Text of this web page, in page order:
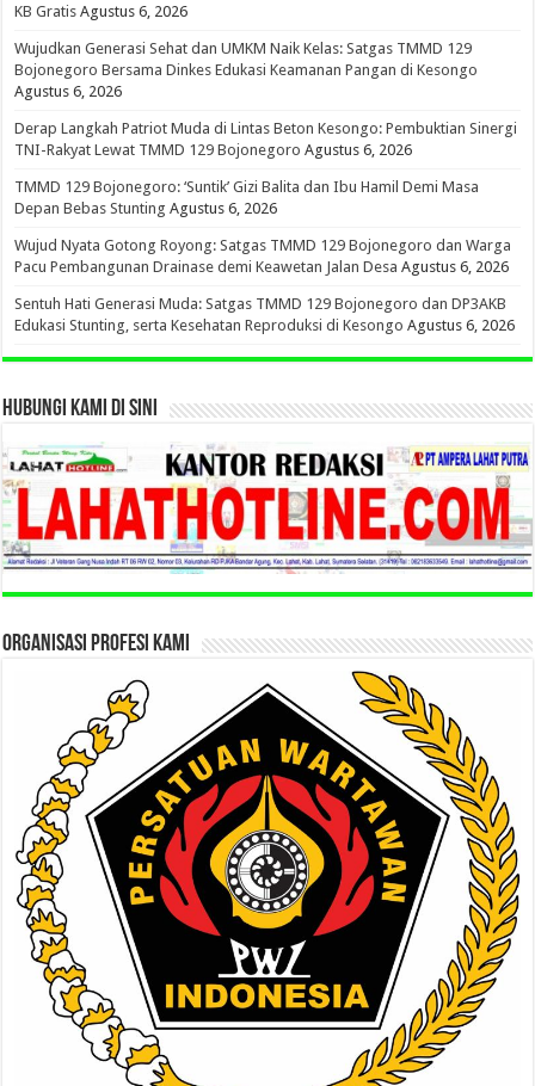
KB Gratis Agustus 6, 2026
Wujudkan Generasi Sehat dan UMKM Naik Kelas: Satgas TMMD 129
Bojonegoro Bersama Dinkes Edukasi Keamanan Pangan di Kesongo
Agustus 6, 2026
Derap Langkah Patriot Muda di Lintas Beton Kesongo: Pembuktian Sinergi
TNI-Rakyat Lewat TMMD 129 Bojonegoro Agustus 6, 2026
TMMD 129 Bojonegoro: ‘Suntik’ Gizi Balita dan Ibu Hamil Demi Masa
Depan Bebas Stunting Agustus 6, 2026
Wujud Nyata Gotong Royong: Satgas TMMD 129 Bojonegoro dan Warga
Pacu Pembangunan Drainase demi Keawetan Jalan Desa Agustus 6, 2026
Sentuh Hati Generasi Muda: Satgas TMMD 129 Bojonegoro dan DP3AKB
Edukasi Stunting, serta Kesehatan Reproduksi di Kesongo Agustus 6, 2026
HUBUNGI KAMI DI SINI
ORGANISASI PROFESI KAMI